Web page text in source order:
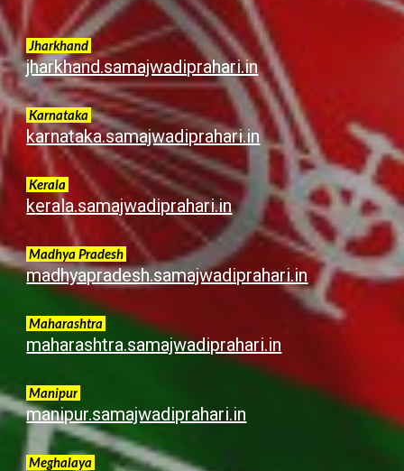
Jharkhand
jharkhand.samajwadiprahari.in
Karnataka
karnataka.samajwadiprahari.in
Kerala
kerala.samajwadiprahari.in
Madhya Pradesh
madhyapradesh.samajwadiprahari.in
Maharashtra
maharashtra.samajwadiprahari.in
Manipur
manipur.samajwadiprahari.in
Meghalaya